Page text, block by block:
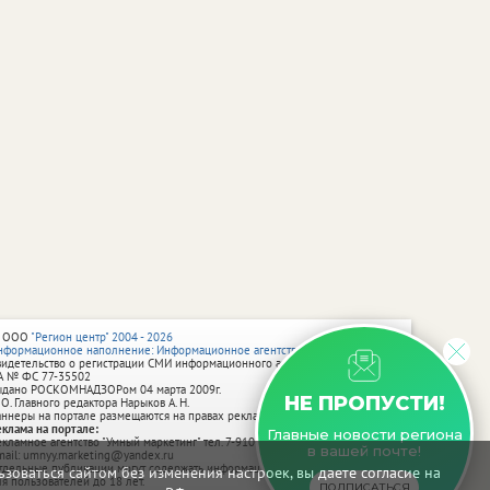
сайтом без изменения настроек, вы даете согласие на
НЕ ПРОПУСТИ!
Главные новости региона
в вашей почте!
"Регион центр" 2004 - 2026
наполнение: Информационное агентство vRossii.ru
о регистрации СМИ информационного агентства vRossii.ru
№ ФС 77‑35502
РОСКОМНАДЗОРом 04 марта 2009г.
Главного редактора Нарыков А. Н.
на портале размещаются на правах рекламы.
на портале:
агентство "Умный маркетинг" тел. 7-910-267-70-40,
umnyy.marketing@yandex.ru
публикации могут содержать информацию, не предназначенную
пользователей до 18 лет.